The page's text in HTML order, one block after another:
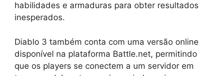
habilidades e armaduras para obter resultados
inesperados.
Diablo 3 também conta com uma versão online
disponível na plataforma Battle.net, permitindo
que os players se conectem a um servidor em